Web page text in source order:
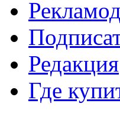
Редакция
Где